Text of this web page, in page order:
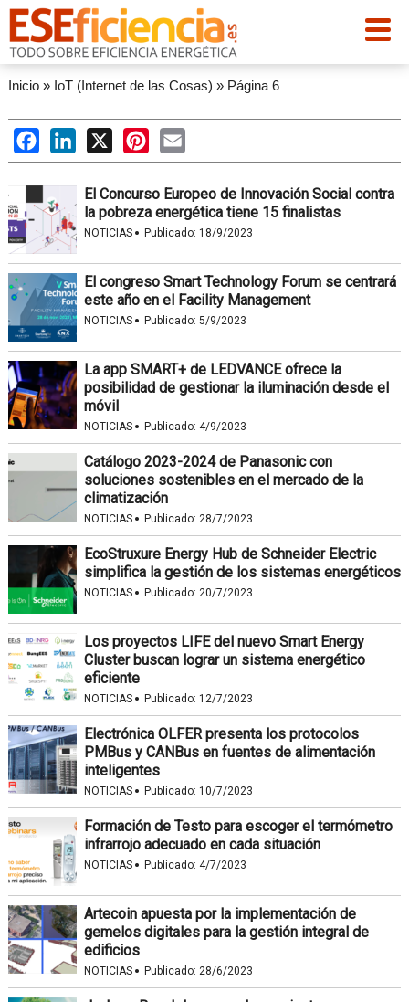
Inicio» IoT (Internet de las Cosas) » Página 6
FacebookLinkedIn
X PinterestEmail
El Concurso Europeo de Innovación Social contra
la pobreza energética tiene 15 finalistas
NOTICIAS · Publicado: 18/9/2023
El congreso Smart Technology Forum se centrará
este año en el Facility Management
NOTICIAS · Publicado: 5/9/2023
La app SMART+ de LEDVANCE ofrece la
posibilidad de gestionar la iluminación desde el
móvil
NOTICIAS · Publicado: 4/9/2023
Catálogo 2023-2024 de Panasonic con
soluciones sostenibles en el mercado de la
climatización
NOTICIAS · Publicado: 28/7/2023
EcoStruxure Energy Hub de Schneider Electric
simplifica la gestión de los sistemas energéticos
NOTICIAS · Publicado: 20/7/2023
Los proyectos LIFE del nuevo Smart Energy
Cluster buscan lograr un sistema energético
eficiente
NOTICIAS · Publicado: 12/7/2023
Electrónica OLFER presenta los protocolos
PMBus y CANBus en fuentes de alimentación
inteligentes
NOTICIAS · Publicado: 10/7/2023
Formación de Testo para escoger el termómetro
infrarrojo adecuado en cada situación
NOTICIAS · Publicado: 4/7/2023
Artecoin apuesta por la implementación de
gemelos digitales para la gestión integral de
edificios
NOTICIAS · Publicado: 28/6/2023